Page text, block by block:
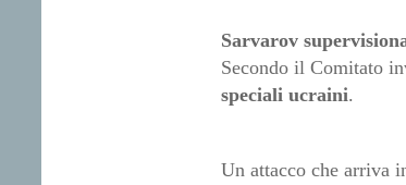
Sarvarov
Secondo il Comitato
speciali ucraini.
Un attacco che arriva